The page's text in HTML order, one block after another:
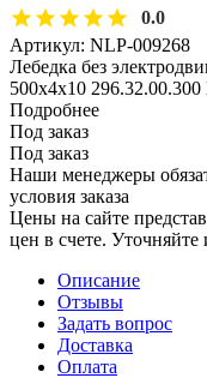
0.0
Артикул: NLP-009268
Лебедка без
500х4х10
Подробнее
Под заказ
Под заказ
Наши менеджеры
условия заказа
Цены на сайте
цен в счете.
Описание
Отзывы
Задать вопрос
Доставка
Оплата